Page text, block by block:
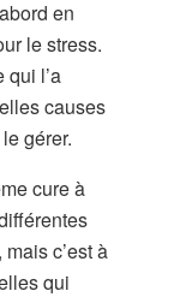
en
le stress.
qui l’a
causes
gérer.
cure à
c’est à
qui